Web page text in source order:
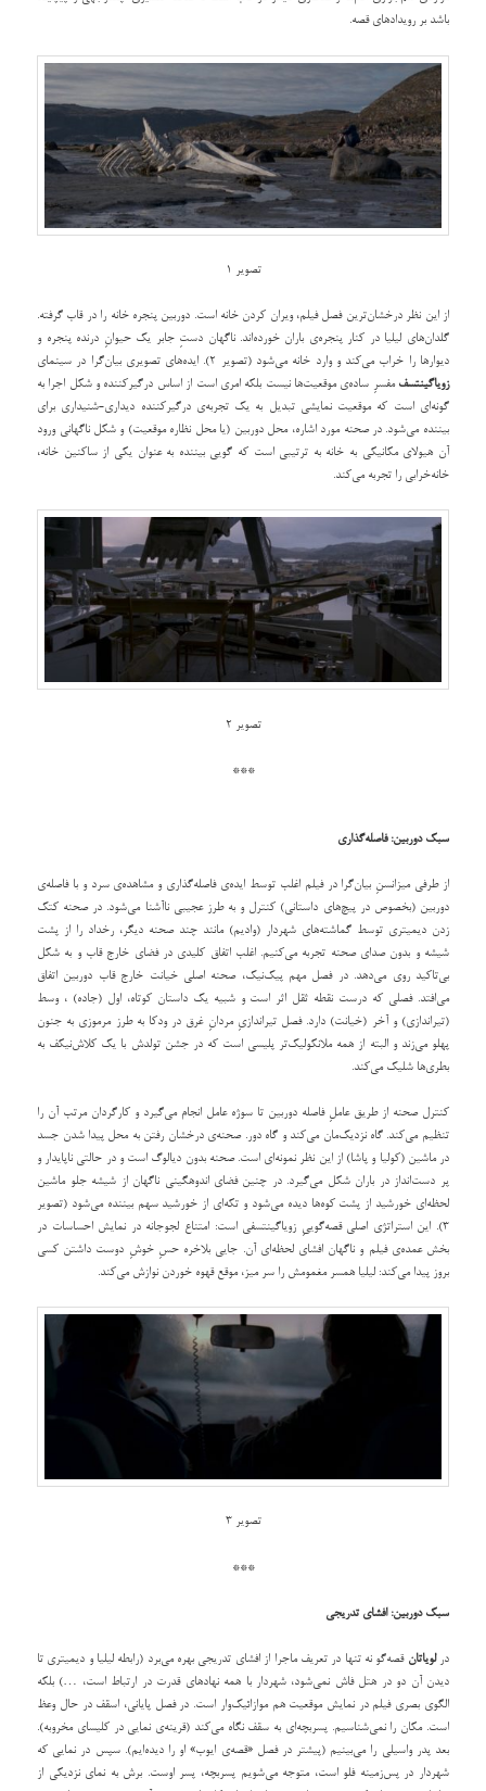
باشد بر رویدادهای قصه.
تصویر 1
از این نظر درخشان‌ترین فصل فیلم، ویران کردن خانه است. دوربین پنجره خانه را در قاب گرفته.
گلدان‌های لیلیا در کنار پنجره‌ی باران خورده‌اند. ناگهان دستِ جابر یک حیوانِ درنده پنجره و
دیوارها را خراب می‌کند و وارد خانه می‌شود (تصویر 2). ایده‌های تصویری بیان‌گرا در سینمای
زویاگینتسف مفسرِ ساده‌‌ی موقعیت‌ها نیست بلکه امری است از اساس درگیرکننده و شکل اجرا به
گونه‌ای است که موقعیت نمایشی تبدیل به یک تجربه‌ی درگیرکننده دیداری-شنیداری برای
بیننده می‌شود. در صحنه مورد اشاره، محل دوربین (یا محل نظاره موقعیت) و شکل ناگهانی ورود
آن هیولای مکانیکی به خانه به ترتیبی است که گویی بیننده به عنوان یکی از ساکنین خانه،
خانه‌خرابی را تجربه می‌کند.
تصویر 2
***
سبک دوربین: فاصله‌گذاری
از طرفی میزانسنِ‌ بیان‌گرا در فیلم اغلب توسط ایده‌ی فاصله‌گذاری و مشاهده‌ی سرد و با فاصله‌ی
دوربین (بخصوص در پیچ‌های داستانی) کنترل و به طرز عجیبی ناآشنا می‌شود. در صحنه کتک
زدن دیمیتری توسط گماشته‌های شهردار (وادیم) مانند چند صحنه دیگر، رخداد را از پشت
شیشه و بدون صدای صحنه تجربه می‌کنیم. اغلب اتفاق کلیدی در فضای خارج قاب و به شکل
بی‌تاکید روی می‌دهد. در فصل مهم پیک‌نیک، صحنه اصلی خیانت خارج قاب دوربین اتفاق
می‌افتد. فصلی که درست نقطه ثقل اثر است و شبیه یک داستان کوتاه، اول (جاده) ، وسط
(تیراندازی) و آخر (خیانت) دارد. فصل تیراندازیِ مردانِ غرق در ودکا به طرز مرموزی به جنون
پهلو می‌زند و البته از همه ملانکولیک‌تر پلیسی است که در جشن تولدش با یک کلاش‌نیکف به
بطری‌ها شلیک می‌کند.
کنترل صحنه از طریق عاملِ فاصله دوربین تا سوژه عامل انجام می‌گیرد و کارگردان مرتب آن را
تنظیم می‌کند. گاه نزدیک‌مان می‌کند و گاه دور. صحنه‌ی درخشان رفتن به محل پیدا شدن جسد
در ماشین (کولیا و پاشا) از این نظر نمونه‌ای است. صحنه بدون دیالوگ است و در حالتی ناپایدار و
پر دست‌انداز در باران شکل می‌گیرد. در چنین فضای اندوهگینی ناگهان از شیشه جلو ماشین
لحظه‌ای خورشید از پشت کوه‌ها دیده می‌شود و تکه‌ای از خورشید سهم بیننده می‌شود (تصویر
3). این استراتژی اصلی قصه‌گوییِ زویاگینتسفی است: امتناع لجوجانه در نمایش احساسات در
بخش عمده‌ی فیلم و ناگهان افشای لحظه‌ای آن. جایی بلاخره حسِ خوشِ دوست داشتن کسی
بروز پیدا می‌کند: لیلیا همسر مغمومش را سر میز، موقع قهوه خوردن نوازش می‌کند.
تصویر 3
***
سبک دوربین: افشای تدریجی
درلویاتان قصه‌گو نه تنها در تعریف ماجرا از افشای تدریجی بهره می‌برد (رابطه لیلیا و دیمیتری تا
دیدن آن دو در هتل فاش نمی‌شود، شهردار با همه نهادهای قدرت در ارتباط است، …) بلکه
الگوی بصری فیلم در نمایش موقعیت هم موازائیک‌وار است. در فصل پایانی، اسقف در حال وعظ
است. مکان را نمی‌شناسیم. پسر‌بچه‌ای به سقف نگاه می‌کند (قرینه‌ی نمایی در کلیسای مخروبه).
بعد پدر واسیلی را می‌بینیم (پیشتر در فصل «قصه‌ی ایوب» او را دیده‌ایم). سپس در نمایی که
شهردار در پس‌زمینه فلو است، متوجه می‌شویم پسربچه، پسر اوست. برش به نمای نزدیکی از